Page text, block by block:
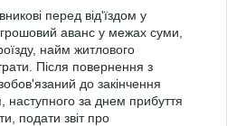
перед від'їздом у
аванс у межах суми,
найм житлового
Після повернення з
до закінчення
наступного за днем прибуття
подати звіт про